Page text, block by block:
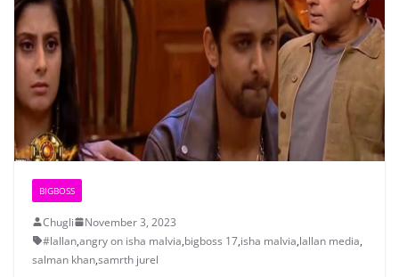
BIGBOSS
Chugli
November 3, 2023
#lallan,angry on isha malvia,bigboss 17,isha malvia,lallan media,
salman khan,samrth jurel